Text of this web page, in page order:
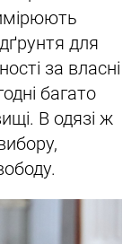
для
за власні
багато
В одязі ж